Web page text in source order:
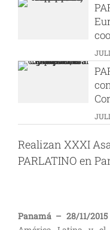
Realizan XXXI
PARLATINO en
Panamá – 28/11/